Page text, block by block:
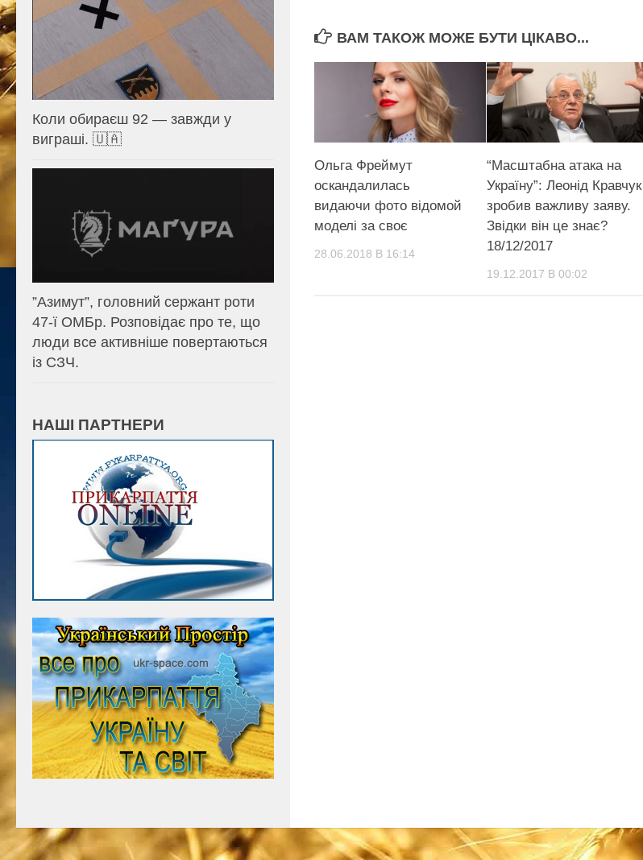
ВАМ ТАКОЖ МОЖЕ БУТИ ЦІКАВО...
Ольга Фреймут
оскандалилась
видаючи фото відомой
моделі за своє
28.06.2018 В 16:14
“Масштабна атака на
Україну”: Леонід Кравчук
зробив важливу заяву.
Звідки він це знає?
18/12/2017
19.12.2017 В 00:02
Коли обираєш 92 — завжди у
виграші. 🇺🇦
⁨”Азимут”, головний сержант роти
47-ї ОМБр. Розповідає про те, що
люди все активніше повертаються
із СЗЧ.
НАШІ ПАРТНЕРИ